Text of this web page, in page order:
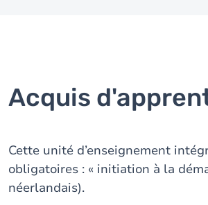
Acquis
Cette unité d’enseignement
obligatoires : « initiation à la
néerlandais).